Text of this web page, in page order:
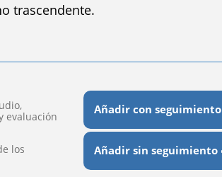
trascendente.
evaluación
Añadir con seguimiento
los
Añadir sin seguimiento